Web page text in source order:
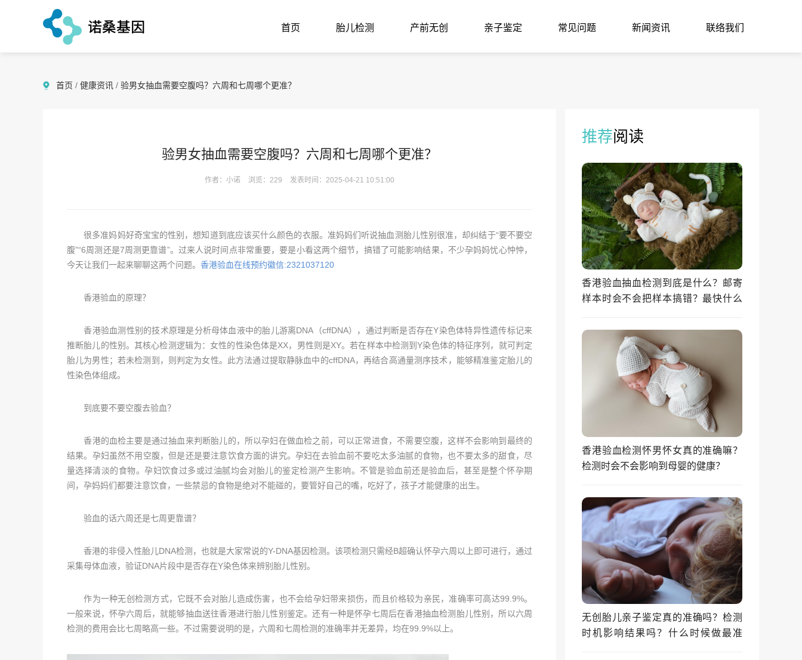
首页 胎儿检测 产前无创 亲子鉴定 常见问题 新闻资讯 联络我们
首页 / 健康资讯 / 验男女抽血需要空腹吗？六周和七周哪个更准？
验男女抽血需要空腹吗？六周和七周哪个更准？
作者：小诺 浏览：229 发表时间：2025-04-21 10:51:00
很多准妈妈好奇宝宝的性别，想知道到底应该买什么颜色的衣服。准妈妈们听说抽血测胎儿性别很准，却纠结于“要不要空
腹”“6周测还是7周测更靠谱”。过来人说时间点非常重要，要是小看这两个细节，搞错了可能影响结果，不少孕妈妈忧心忡忡，
今天让我们一起来聊聊这两个问题。 香港验血在线预约徽信:2321037120
香港验血的原理？
香港验血测性别的技术原理是分析母体血液中的胎儿游离DNA（cffDNA），通过判断是否存在Y染色体特异性遗传标记来
推断胎儿的性别。其核心检测逻辑为：女性的性染色体是XX，男性则是XY。若在样本中检测到Y染色体的特征序列，就可判定
胎儿为男性；若未检测到，则判定为女性。此方法通过提取静脉血中的cffDNA，再结合高通量测序技术，能够精准鉴定胎儿的
性染色体组成。
到底要不要空腹去验血？
香港的血检主要是通过抽血来判断胎儿的，所以孕妇在做血检之前，可以正常进食，不需要空腹，这样不会影响到最终的
结果。孕妇虽然不用空腹，但是还是要注意饮食方面的讲究。孕妇在去验血前不要吃太多油腻的食物，也不要太多的甜食，尽
量选择清淡的食物。孕妇饮食过多或过油腻均会对胎儿的鉴定检测产生影响。不管是验血前还是验血后，甚至是整个怀孕期
间，孕妈妈们都要注意饮食，一些禁忌的食物是绝对不能碰的，要管好自己的嘴，吃好了，孩子才能健康的出生。
验血的话六周还是七周更靠谱？
香港的非侵入性胎儿DNA检测，也就是大家常说的Y-DNA基因检测。该项检测只需经B超确认怀孕六周以上即可进行，通过
采集母体血液，验证DNA片段中是否存在Y染色体来辨别胎儿性别。
作为一种无创检测方式，它既不会对胎儿造成伤害，也不会给孕妇带来损伤，而且价格较为亲民，准确率可高达99.9%。
一般来说，怀孕六周后，就能够抽血送往香港进行胎儿性别鉴定。还有一种是怀孕七周后在香港抽血检测胎儿性别，所以六周
检测的费用会比七周略高一些。不过需要说明的是，六周和七周检测的准确率并无差异，均在99.9%以上。
推荐阅读
香港验血抽血检测到底是什么？邮寄
样本时会不会把样本搞错？最快什么
香港验血检测怀男怀女真的准确嘛？
检测时会不会影响到母婴的健康？
无创胎儿亲子鉴定真的准确吗？检测
时机影响结果吗？什么时候做最准